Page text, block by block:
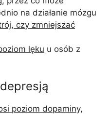
na działanie mózgu
czy zmniejszać
lęku u osób z
poziom dopaminy,